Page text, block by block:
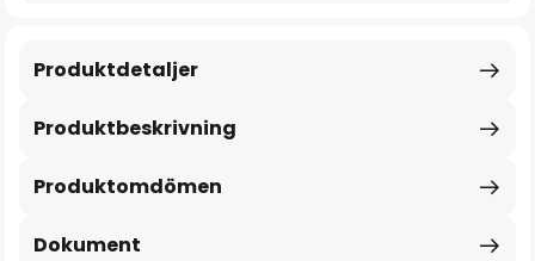
Produktbeskrivning
Produktdetaljer
Produktomdömen
Dokument